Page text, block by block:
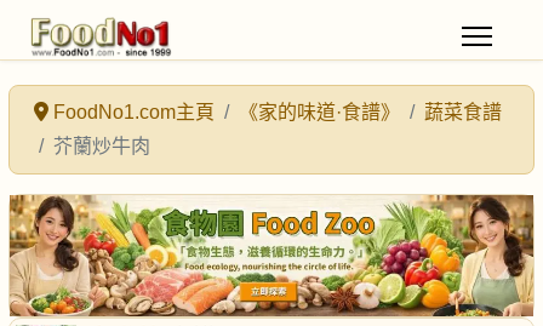
FoodNo1.com主頁 《家的味道·食譜》
蔬菜食譜
芥蘭炒牛肉